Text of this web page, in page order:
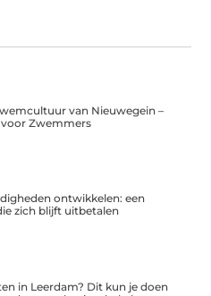
van Nieuwegein –
voor Zwemmers
ontwikkelen: een
zich blijft uitbetalen
in Leerdam? Dit kun je doen